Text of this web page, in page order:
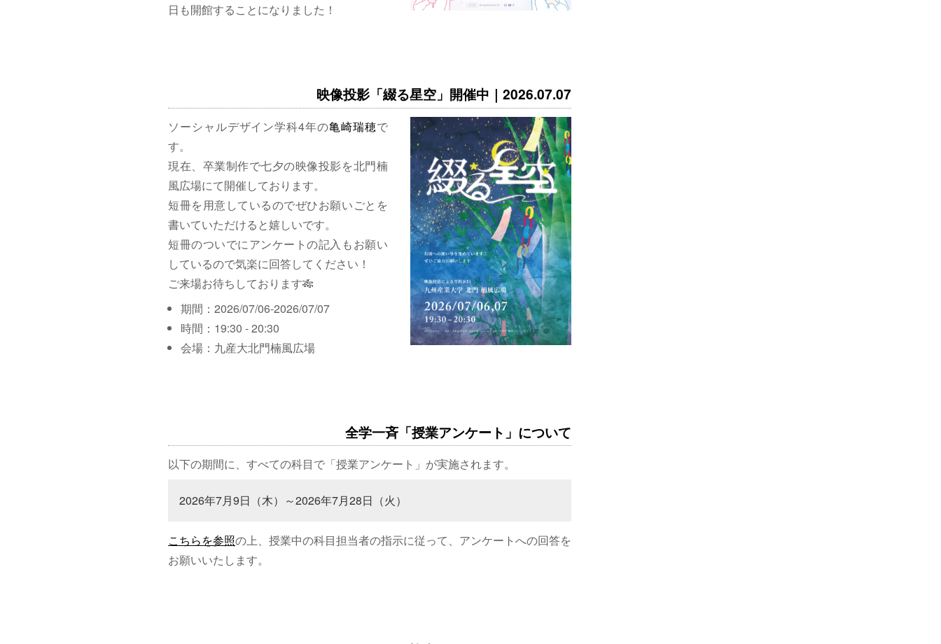
日も開館することになりました！
映像投影「綴る星空」開催中｜2026.07.07
ソーシャルデザイン学科4年の亀崎瑞穂で
す。
現在、卒業制作で七夕の映像投影を北門楠
風広場にて開催しております。
短冊を用意しているのでぜひお願いごとを
書いていただけると嬉しいです。
短冊のついでにアンケートの記入もお願い
しているので気楽に回答してください！
ご来場お待ちしております🎋
期間：2026/07/06-2026/07/07
時間：19:30 - 20:30
会場：九産大北門楠風広場
全学一斉「授業アンケート」について
以下の期間に、すべての科目で「授業アンケート」が実施されます。
2026年7月9日（木）～2026年7月28日（火）
こちらを参照の上、授業中の科目担当者の指示に従って、アンケートへの回答を
お願いいたします。